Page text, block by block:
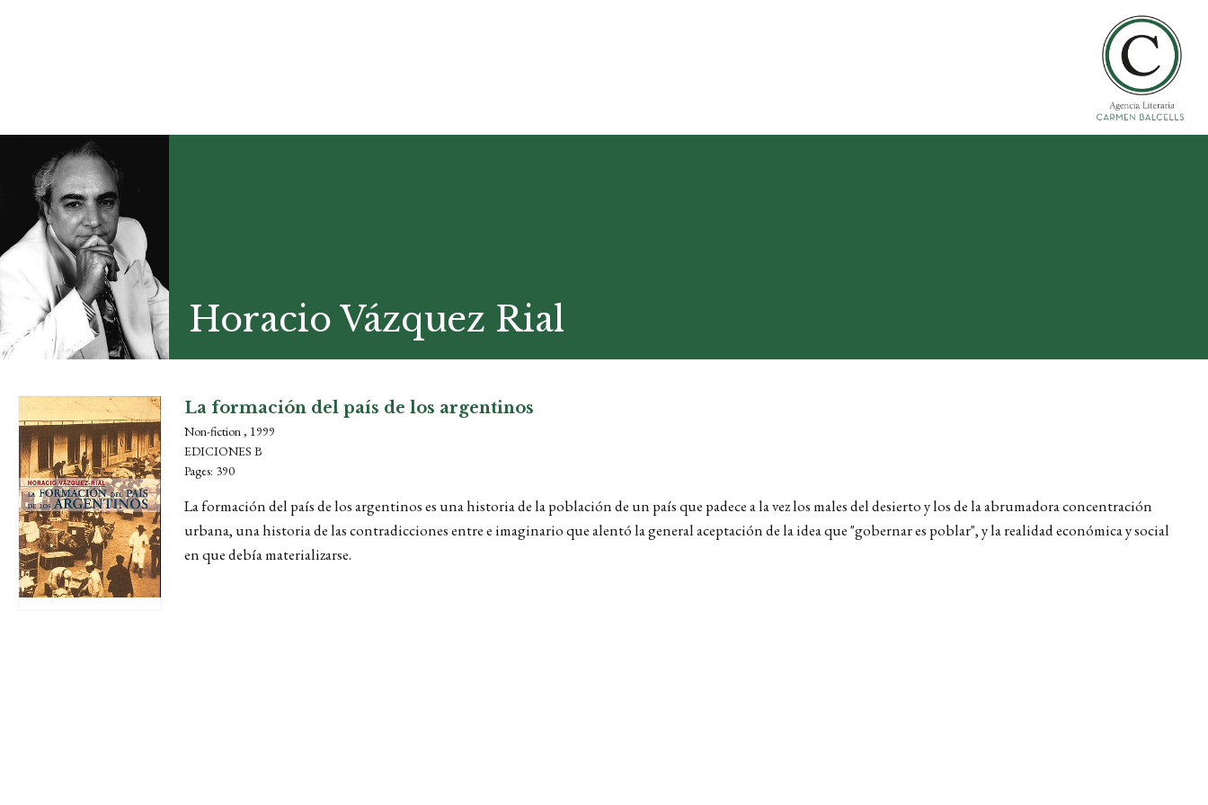
Horacio Vázquez Rial
La formación del país de los argentinos
Non-fiction , 1999
EDICIONES B
Pages: 390
La formación del país de los argentinos es una historia de la población de un país que padece a la vez los males del desierto y los de la abrumadora concentración
urbana, una historia de las contradicciones entre e imaginario que alentó la general aceptación de la idea que "gobernar es poblar", y la realidad económica y social
en que debía materializarse.